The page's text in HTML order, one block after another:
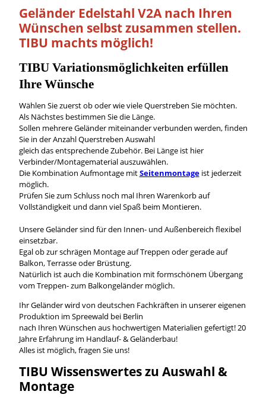
Geländer Edelstahl V2A nach Ihren
Wünschen selbstzusammen stellen.
TIBU machts möglich!
TIBU Variationsmöglichkeitenerfüllen
Ihre Wünsche
Wählen Sie zuerst ob oder wie viele Querstreben Sie möchten.
Als Nächstes bestimmen Sie die Länge.
Sollen mehrere Geländer miteinander verbunden werden, finden
Sie in der Anzahl Querstreben Auswahl
gleich das entsprechende Zubehör. Bei Länge ist hier
Verbinder/Montagematerial auszuwählen.
Die Kombination Aufmontage mitSeitenmontageist jederzeit
möglich.
Prüfen Sie zum Schluss noch mal Ihren Warenkorb auf
Vollständigkeit und dann viel Spaß beim Montieren.
Unsere Geländer sind für den Innen- und Außenbereich flexibel
einsetzbar.
Egal ob zur schrägen Montage auf Treppen oder gerade auf
Balkon, Terrasse oder Brüstung.
Natürlich ist auch die Kombination mit formschönem Übergang
vom Treppen- zum Balkongeländer möglich.
Ihr Geländer wird von deutschen Fachkräften in unserer eigenen
Produktion im Spreewald bei Berlin
nach Ihren Wünschen aus hochwertigen Materialien gefertigt! 20
Jahre Erfahrung im Handlauf- & Geländerbau!
Alles ist möglich, fragen Sie uns!
TIBU Wissenswerteszu Auswahl &
Montage